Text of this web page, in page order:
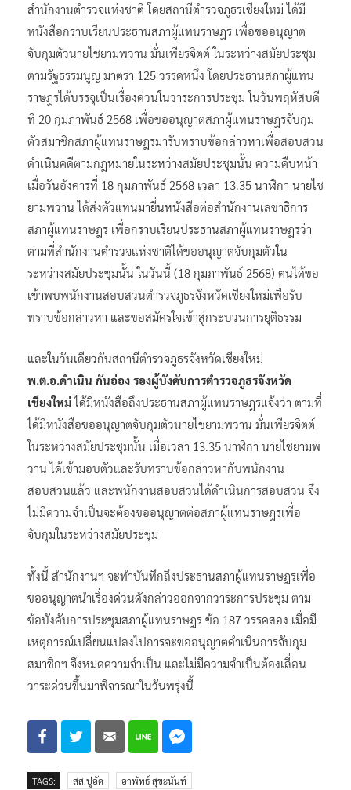
สำนักงานตำรวจแห่งชาติ โดยสถานีตำรวจภูธรเชียงใหม่ ได้มี
หนังสือกราบเรียนประธานสภาผู้แทนราษฎร เพื่อขออนุญาต
จับกุมตัวนายไชยามพวาน มั่นเพียรจิตต์ ในระหว่างสมัยประชุม
ตามรัฐธรรมนูญ มาตรา 125 วรรคหนึ่ง โดยประธานสภาผู้แทน
ราษฎรได้บรรจุเป็นเรื่องด่วนในวาระการประชุม ในวันพฤหัสบดี
ที่ 20 กุมภาพันธ์ 2568 เพื่อขออนุญาตสภาผู้แทนราษฎรจับกุม
ตัวสมาชิกสภาผู้แทนราษฎรมารับทราบข้อกล่าวหาเพื่อสอบสวน
ดำเนินคดีตามกฎหมายในระหว่างสมัยประชุมนั้น ความคืบหน้า
เมื่อวันอังคารที่ 18 กุมภาพันธ์ 2568 เวลา 13.35 นาฬิกา นายไช
ยามพวาน ได้ส่งตัวแทนมายื่นหนังสือต่อสำนักงานเลขาธิการ
สภาผู้แทนราษฎร เพื่อกราบเรียนประธานสภาผู้แทนราษฎรว่า
ตามที่สำนักงานตำรวจแห่งชาติได้ขออนุญาตจับกุมตัวใน
ระหว่างสมัยประชุมนั้น ในวันนี้ (18 กุมภาพันธ์ 2568) ตนได้ขอ
เข้าพบพนักงานสอบสวนตำรวจภูธรจังหวัดเชียงใหม่เพื่อรับ
ทราบข้อกล่าวหา และขอสมัครใจเข้าสู่กระบวนการยุติธรรม
และในวันเดียวกันสถานีตำรวจภูธรจังหวัดเชียงใหม่
พ.ต.อ.ดำเนิน กันอ่อง รองผู้บังคับการตำรวจภูธรจังหวัด
เชียงใหม่ได้มีหนังสือถึงประธานสภาผู้แทนราษฎรแจ้งว่า ตามที่
ได้มีหนังสือขออนุญาตจับกุมตัวนายไชยามพวาน มั่นเพียรจิตต์
ในระหว่างสมัยประชุมนั้น เมื่อเวลา 13.35 นาฬิกา นายไชยามพ
วาน ได้เข้ามอบตัวและรับทราบข้อกล่าวหากับพนักงาน
สอบสวนแล้ว และพนักงานสอบสวนได้ดำเนินการสอบสวน จึง
ไม่มีความจำเป็นจะต้องขออนุญาตต่อสภาผู้แทนราษฎรเพื่อ
จับกุมในระหว่างสมัยประชุม
ทั้งนี้ สำนักงานฯ จะทำบันทึกถึงประธานสภาผู้แทนราษฎรเพื่อ
ขออนุญาตนำเรื่องด่วนดังกล่าวออกจากวาระการประชุม ตาม
ข้อบังคับการประชุมสภาผู้แทนราษฎร ข้อ 187 วรรคสอง เมื่อมี
เหตุการณ์เปลี่ยนแปลงไปการจะขออนุญาตดำเนินการจับกุม
สมาชิกฯ จึงหมดความจำเป็น และไม่มีความจำเป็นต้องเลื่อน
วาระด่วนขึ้นมาพิจารณาในวันพรุ่งนี้
TAGS: สส.ปูอัด อาพัทธ์ สุขะนันท์